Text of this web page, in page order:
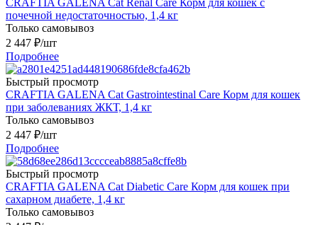
CRAFTIA GALENA Cat Renal Care Корм для кошек с
почечной недостаточностью, 1,4 кг
Только самовывоз
2 447 ₽/шт
Подробнее
Быстрый просмотр
CRAFTIA GALENA Cat Gastrointestinal Care Корм для кошек
при заболеваниях ЖКТ, 1,4 кг
Только самовывоз
2 447 ₽/шт
Подробнее
Быстрый просмотр
CRAFTIA GALENA Cat Diabetic Care Корм для кошек при
сахарном диабете, 1,4 кг
Только самовывоз